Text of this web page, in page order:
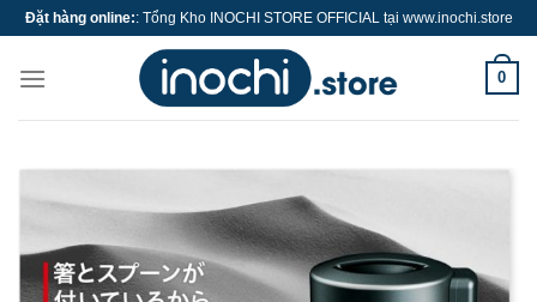
Skip
content
Đặt hàng online:: Tổng Kho INOCHI STORE OFFICIAL tại www.inochi.store
0